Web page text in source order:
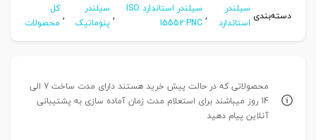
دسته‌بندی سیلندر
استاندارد
,
سیلندر استاندارد ISO
15552:PNC
, سیلندر
پنوماتیک
,کل
محصولات
محصولاتی که در حالت پیش خرید هستند دارای مدت ساخت 7 الی
14 روز میباشند برای استعلام مدت زمان آماده سازی به پشتیبانی
آنلاین پیام دهید